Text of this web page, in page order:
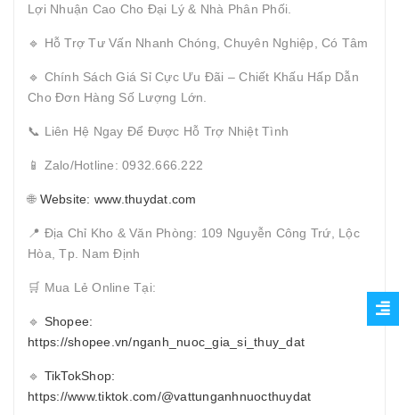
Lợi Nhuận Cao Cho Đại Lý & Nhà Phân Phối.
🔹 Hỗ Trợ Tư Vấn Nhanh Chóng, Chuyên Nghiệp, Có Tâm
🔹 Chính Sách Giá Sỉ Cực Ưu Đãi – Chiết Khấu Hấp Dẫn
Cho Đơn Hàng Số Lượng Lớn.
📞 Liên Hệ Ngay Để Được Hỗ Trợ Nhiệt Tình
📱 Zalo/Hotline: 0932.666.222
🌐 Website: www.thuydat.com
📍 Địa Chỉ Kho & Văn Phòng: 109 Nguyễn Công Trứ, Lộc
Hòa, Tp. Nam Định
🛒 Mua Lẻ Online Tại:
🔹 Shopee:
https://shopee.vn/nganh_nuoc_gia_si_thuy_dat
🔹 TikTokShop:
https://www.tiktok.com/@vattunganhnuocthuydat